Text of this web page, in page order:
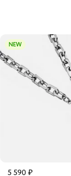
NEW
5 590 ₽